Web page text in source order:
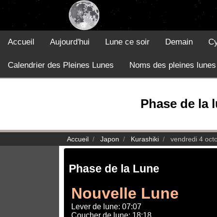
Accueil Aujourd'hui Lune ce soir Demain
Calendrier des Pleines Lunes Noms des pleines lunes
Phase de la
Accueil Japon Kurashiki vendredi 4
Phase de la Lune
Nouvelle Lune
Lever de lune: 07:07
Coucher de lune: 18:18